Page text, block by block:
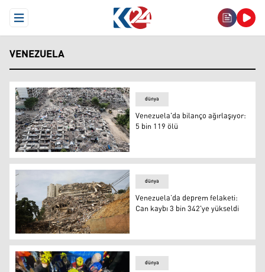
Open Menu
VENEZUELA
Venezuela'da bilanço ağırlaşıyor: 5 bin 119 ölü
dünya
Venezuela'da bilanço ağırlaşıyor:
5 bin 119 ölü
Venezuela’da deprem felaketi: Can kaybı 3 bin 342'ye
dünya
Venezuela’da deprem felaketi:
Can kaybı 3 bin 342'ye yükseldi
dünya